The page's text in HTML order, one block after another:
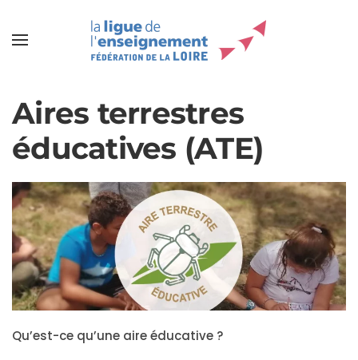
Aires terrestres
éducatives (ATE)
Qu’est-ce qu’une aire éducative ?